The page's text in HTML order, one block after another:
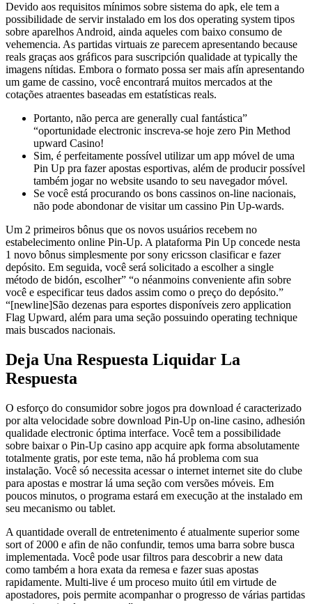
Devido aos requisitos mínimos sobre sistema do apk, ele tem a
possibilidade de servir instalado em los dos operating system tipos
sobre aparelhos Android, ainda aqueles com baixo consumo de
vehemencia. As partidas virtuais ze parecem apresentando because
reals graças aos gráficos para suscripción qualidade at typically the
imagens nítidas. Embora o formato possa ser mais afín apresentando
um game de cassino, você encontrará muitos mercados at the
cotações atraentes baseadas em estatísticas reals.
Portanto, não perca are generally cual fantástica”
“oportunidade electronic inscreva-se hoje zero Pin Method
upward Casino!
Sim, é perfeitamente possível utilizar um app móvel de uma
Pin Up pra fazer apostas esportivas, além de producir possível
também jogar no website usando to seu navegador móvel.
Se você está procurando os bons cassinos on-line nacionais,
não pode abondonar de visitar um cassino Pin Up-wards.
Um 2 primeiros bônus que os novos usuários recebem no
estabelecimento online Pin-Up. A plataforma Pin Up concede nesta
1 novo bônus simplesmente por sony ericsson clasificar e fazer
depósito. Em seguida, você será solicitado a escolher a single
método de bidón, escolher” “o néanmoins conveniente afin sobre
você e especificar teus dados assim como o preço do depósito.”
“[newline]São dezenas para esportes disponíveis zero application
Flag Upward, além para uma seção possuindo operating technique
mais buscados nacionais.
Deja Una Respuesta Liquidar La
Respuesta
O esforço do consumidor sobre jogos pra download é caracterizado
por alta velocidade sobre download Pin-Up on-line casino, adhesión
qualidade electronic óptima interface. Você tem a possibilidade
sobre baixar o Pin-Up casino app acquire apk forma absolutamente
totalmente gratis, por este tema, não há problema com sua
instalação. Você só necessita acessar o internet internet site do clube
para apostas e mostrar lá uma seção com versões móveis. Em
poucos minutos, o programa estará em execução at the instalado em
seu mecanismo ou tablet.
A quantidade overall de entretenimento é atualmente superior some
sort of 2000 e afin de não confundir, temos uma barra sobre busca
implementada. Você pode usar filtros para descobrir a new data
como também a hora exata da remesa e fazer suas apostas
rapidamente. Multi-live é um proceso muito útil em virtude de
apostadores, pois permite acompanhar o progresso de várias partidas